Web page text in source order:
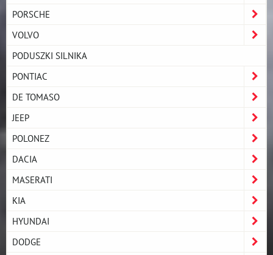
PORSCHE
VOLVO
PODUSZKI SILNIKA
PONTIAC
DE TOMASO
JEEP
POLONEZ
DACIA
MASERATI
KIA
HYUNDAI
DODGE